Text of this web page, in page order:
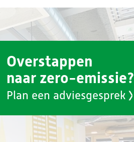
Overstappen
naar zero-emissie?
Plan een adviesgesprek